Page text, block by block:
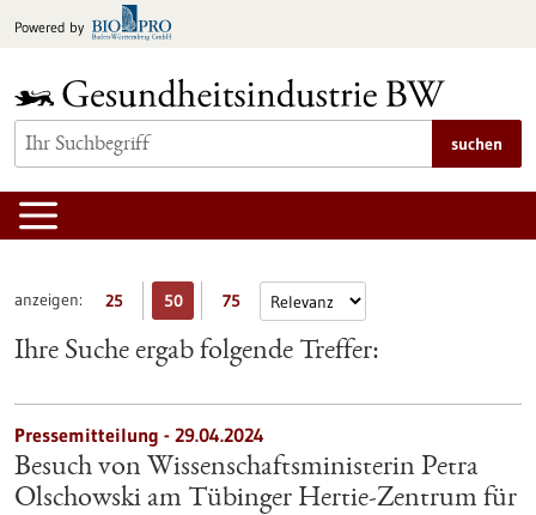
Inhalt
Powered by
suchen
anzeigen: 25 50 75
Ihre Suche ergab folgende Treffer:
Pressemitteilung - 29.04.2024
Besuch von Wissenschaftsministerin Petra
Olschowski am Tübinger Hertie-Zentrum für